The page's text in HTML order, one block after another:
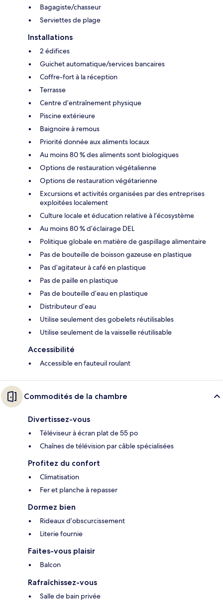
Bagagiste/chasseur
Serviettes de plage
Installations
2 édifices
Guichet automatique/services bancaires
Coffre-fort à la réception
Terrasse
Centre d’entraînement physique
Piscine extérieure
Baignoire à remous
Priorité donnée aux aliments locaux
Au moins 80 % des aliments sont biologiques
Options de restauration végétalienne
Options de restauration végétarienne
Excursions et activités organisées par des entreprises
exploitées localement
Culture locale et éducation relative à l’écosystème
Au moins 80 % d’éclairage DEL
Politique globale en matière de gaspillage alimentaire
Pas de bouteille de boisson gazeuse en plastique
Pas d’agitateur à café en plastique
Pas de paille en plastique
Pas de bouteille d’eau en plastique
Distributeur d’eau
Utilise seulement des gobelets réutilisables
Utilise seulement de la vaisselle réutilisable
Accessibilité
Accessible en fauteuil roulant
Commodités de la chambre
Divertissez-vous
Téléviseur à écran plat de 55 po
Chaînes de télévision par câble spécialisées
Profitez du confort
Climatisation
Fer et planche à repasser
Dormez bien
Rideaux d’obscurcissement
Literie fournie
Faites-vous plaisir
Balcon
Rafraîchissez-vous
Salle de bain privée